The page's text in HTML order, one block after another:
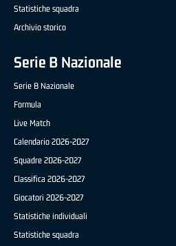
Statistiche squadra
Archivio storico
Serie B Nazionale
Serie B Nazionale
Formula
Live Match
Calendario 2026-2027
Squadre 2026-2027
Classifica 2026-2027
Giocatori 2026-2027
Statistiche individuali
Statistiche squadra